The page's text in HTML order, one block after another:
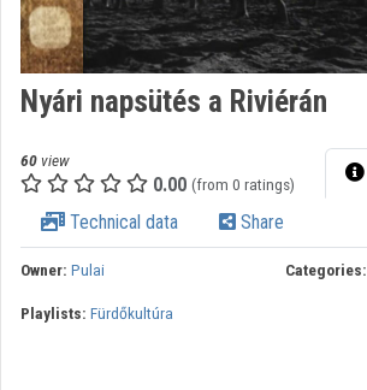
Playlists
Organizations
Contributors
Appearance:
Nyári napsütés a Riviérán
60 view
0.00 (from 0 ratings)
Technical data Share
Owner: Pulai Categories:
Playlists: Fürdőkultúra